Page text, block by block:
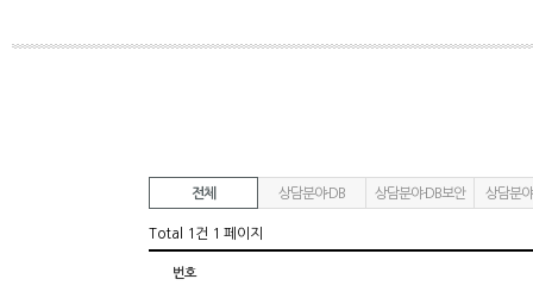
전체 상담분야-DB 상담분야-DB보안 상담분
Total 1건 1 페이지
번호